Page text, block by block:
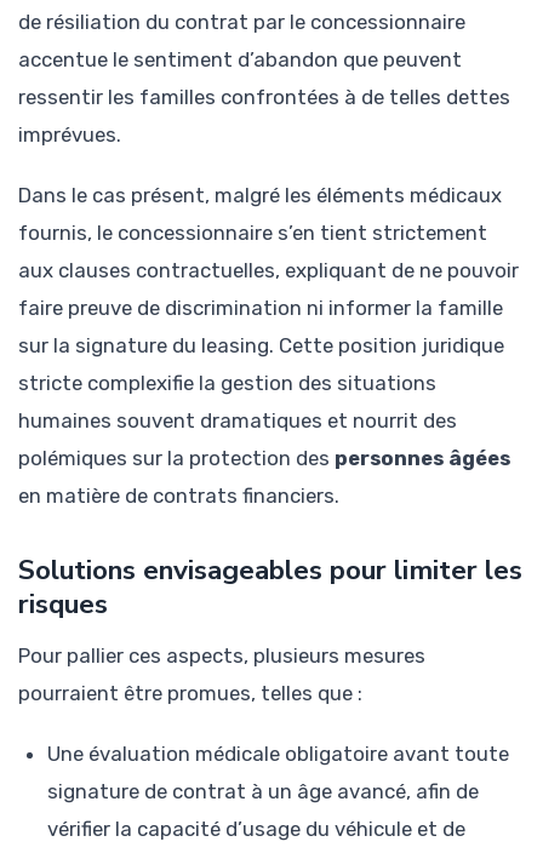
de résiliation du contrat par le concessionnaire
accentue le sentiment d’abandon que peuvent
ressentir les familles confrontées à de telles dettes
imprévues.
Dans le cas présent, malgré les éléments médicaux
fournis, le concessionnaire s’en tient strictement
aux clauses contractuelles, expliquant de ne pouvoir
faire preuve de discrimination ni informer la famille
sur la signature du leasing. Cette position juridique
stricte complexifie la gestion des situations
humaines souvent dramatiques et nourrit des
polémiques sur la protection des personnes âgées
en matière de contrats financiers.
Solutions envisageables pour limiter les
risques
Pour pallier ces aspects, plusieurs mesures
pourraient être promues, telles que :
Une évaluation médicale obligatoire avant toute
signature de contrat à un âge avancé, afin de
vérifier la capacité d’usage du véhicule et de